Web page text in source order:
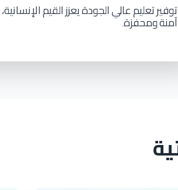
توفيرتعليمعاليالجودةيعززالقيمالإنسانية،
آمنةومحفزة.